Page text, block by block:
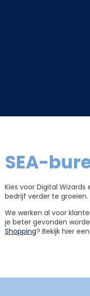
SEA-
Kies voor Digital
bedrijf verder te groeien.
We werken al voor
je beter gevonden
Shopping? Bekijk hier